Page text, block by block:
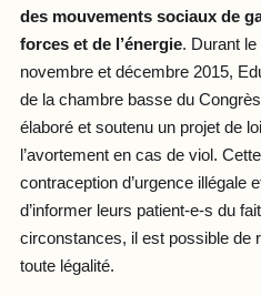
des mouvements sociaux de
forces et de l’énergie. Durant
novembre et décembre 2015,
de la chambre basse du
élaboré et soutenu un projet de
l’avortement en cas de viol.
contraception d’urgence illégale
d’informer leurs patient-e-s du
circonstances, il est possible de
toute légalité.